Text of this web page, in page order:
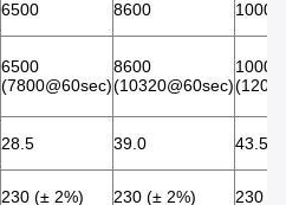
6500 8600 10000
6500
(7800@60sec)
8600
(10320@60sec)
10000
28.5 39.0 43.5
230 (± 2%) 230 (± 2%) 230